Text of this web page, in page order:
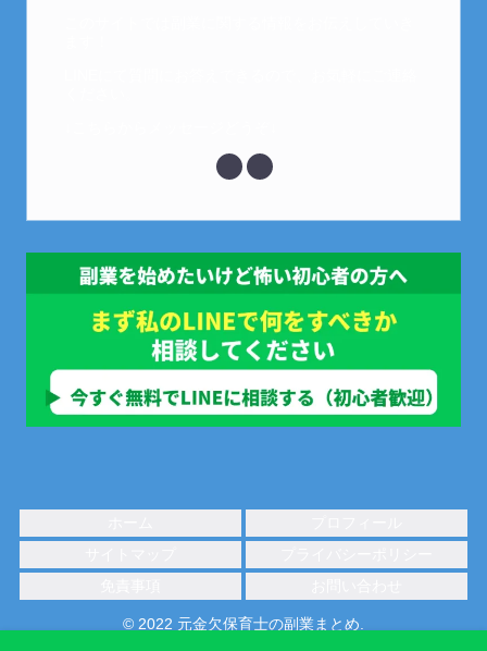
© 2022 元金欠保育士の副業まとめ.